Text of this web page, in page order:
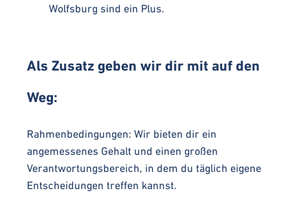
Wolfsburg sind ein Plus.
Als Zusatz geben wir dir mit auf den
Weg:
Rahmenbedingungen: Wir bieten dir ein
angemessenes Gehalt und einen großen
Verantwortungsbereich, in dem du täglich eigene
Entscheidungen treffen kannst.